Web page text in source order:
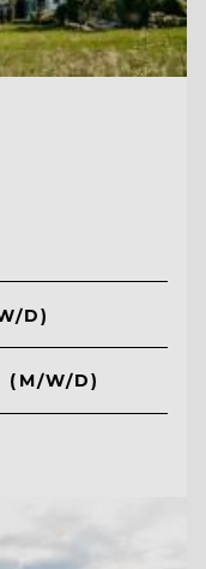
D)
(M/W/D)